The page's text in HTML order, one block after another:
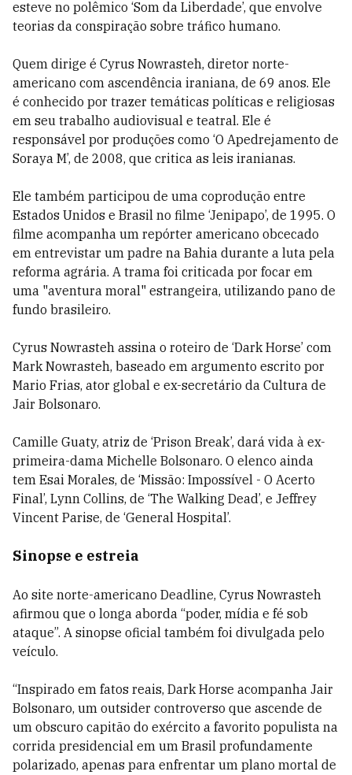
esteve no polêmico ‘Som da Liberdade’, que envolve
teorias da conspiração sobre tráfico humano.
Quem dirige é Cyrus Nowrasteh, diretor norte-
americano com ascendência iraniana, de 69 anos. Ele
é conhecido por trazer temáticas políticas e religiosas
em seu trabalho audiovisual e teatral. Ele é
responsável por produções como ‘O Apedrejamento de
Soraya M’, de 2008, que critica as leis iranianas.
Ele também participou de uma coprodução entre
Estados Unidos e Brasil no filme ‘Jenipapo’, de 1995. O
filme acompanha um repórter americano obcecado
em entrevistar um padre na Bahia durante a luta pela
reforma agrária. A trama foi criticada por focar em
uma "aventura moral" estrangeira, utilizando pano de
fundo brasileiro.
Cyrus Nowrasteh assina o roteiro de ‘Dark Horse’ com
Mark Nowrasteh, baseado em argumento escrito por
Mario Frias, ator global e ex-secretário da Cultura de
Jair Bolsonaro.
Camille Guaty, atriz de ‘Prison Break’, dará vida à ex-
primeira-dama Michelle Bolsonaro. O elenco ainda
tem Esai Morales, de ‘Missão: Impossível - O Acerto
Final’, Lynn Collins, de ‘The Walking Dead’, e Jeffrey
Vincent Parise, de ‘General Hospital’.
Sinopse e estreia
Ao site norte-americano Deadline, Cyrus Nowrasteh
afirmou que o longa aborda “poder, mídia e fé sob
ataque”. A sinopse oficial também foi divulgada pelo
veículo.
“Inspirado em fatos reais, Dark Horse acompanha Jair
Bolsonaro, um outsider controverso que ascende de
um obscuro capitão do exército a favorito populista na
corrida presidencial em um Brasil profundamente
polarizado, apenas para enfrentar um plano mortal de